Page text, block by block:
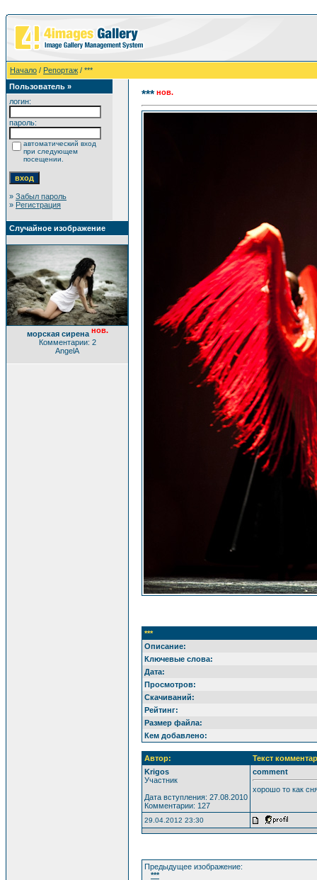
Начало / Репортаж / ***
Пользователь »
логин:
пароль:
автоматический вход
при следующем
посещении.
» Забыл пароль
» Регистрация
Случайное изображение
морская сирена нов.
Комментарии: 2
AngelA
*** нов.
***
Описание:
Ключевые слова:
Дата:
Просмотров:
Скачиваний:
Рейтинг:
Размер файла:
Кем добавлено:
Автор:
Текст
Krigos
Участник
Дата вступления: 27.08.2010
Комментарии: 127
comment
хорошо то как
29.04.2012 23:30
Предыдущее изображение:
***